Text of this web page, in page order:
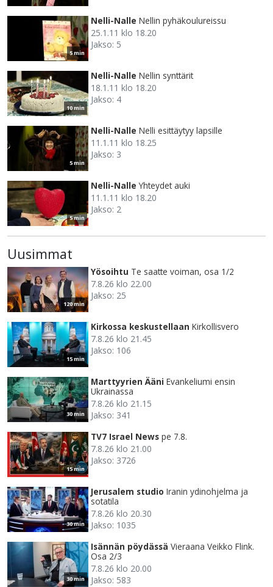
5 min
Nelli-Nalle Nellin pyhäkoulureissu
25.1.11 klo 18.20
Jakso: 5
10 min
Nelli-Nalle Nellin synttärit
18.1.11 klo 18.20
Jakso: 4
5 min
Nelli-Nalle Nelli esittäytyy lapsille
11.1.11 klo 18.25
Jakso: 3
5 min
Nelli-Nalle Yhteydet auki
11.1.11 klo 18.20
Jakso: 2
Uusimmat
120 min
Yösoihtu Te saatte voiman, osa 1/2
7.8.26 klo 22.00
Jakso: 25
15 min
Kirkossa keskustellaan Kirkollisvero
7.8.26 klo 21.45
Jakso: 106
30 min
Marttyyrien Ääni Evankeliumi ensin
Ukrainassa
7.8.26 klo 21.15
Jakso: 341
15 min
TV7 Israel News pe 7.8.
7.8.26 klo 21.00
Jakso: 3726
30 min
Jerusalem studio Iranin ydinohjelma ja
sotatila
7.8.26 klo 20.30
Jakso: 1035
30 min
Isännän pöydässä Vieraana Veikko Flink.
Osa 2/3
7.8.26 klo 20.00
Jakso: 583